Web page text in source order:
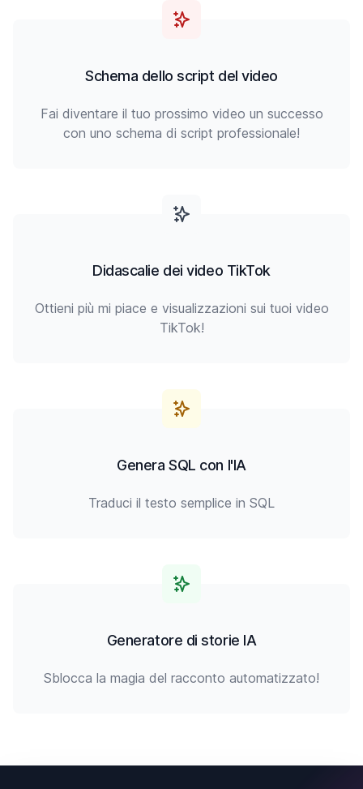
Schema dello script del video
Fai diventare il tuo prossimo video un successo
con uno schema di script professionale!
Didascalie dei video TikTok
Ottieni più mi piace e visualizzazioni sui tuoi video
TikTok!
Genera SQL con l'IA
Traduci il testo semplice in SQL
Generatore di storie IA
Sblocca la magia del racconto automatizzato!